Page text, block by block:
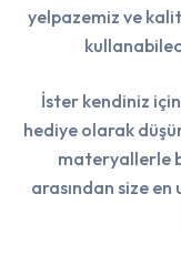
yelpazemiz ve
İster kendiniz
hediye olarak
materyallerle
arasından size en